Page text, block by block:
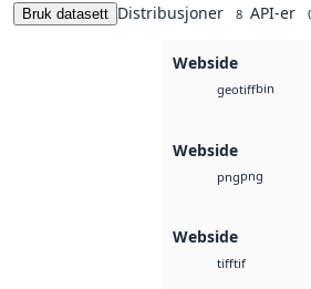
Bruk datasett Distribusjoner 8 API-er
Webside
geotiffbin
Webside
pngpng
Webside
tifftif